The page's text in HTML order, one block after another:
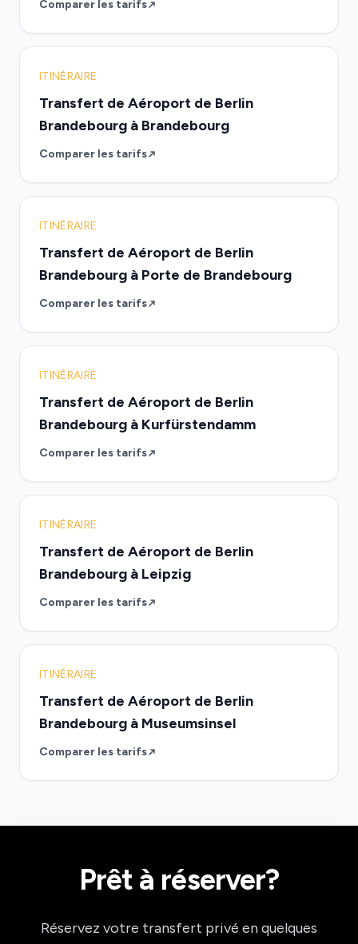
Comparer les tarifs
ITINÉRAIRE
Transfert de Aéroport de Berlin
Brandebourg à Brandebourg
Comparer les tarifs
ITINÉRAIRE
Transfert de Aéroport de Berlin
Brandebourg à Porte de Brandebourg
Comparer les tarifs
ITINÉRAIRE
Transfert de Aéroport de Berlin
Brandebourg à Kurfürstendamm
Comparer les tarifs
ITINÉRAIRE
Transfert de Aéroport de Berlin
Brandebourg à Leipzig
Comparer les tarifs
ITINÉRAIRE
Transfert de Aéroport de Berlin
Brandebourg à Museumsinsel
Comparer les tarifs
Prêt à réserver?
Réservez votre transfert privé en quelques